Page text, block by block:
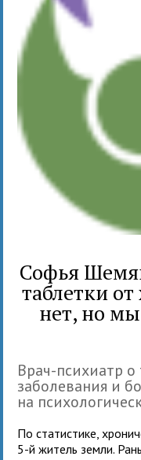
Софья
таблетки
нет, но
Врач-психиатр о
заболевания и
на
По статистике,
5-й житель земли.